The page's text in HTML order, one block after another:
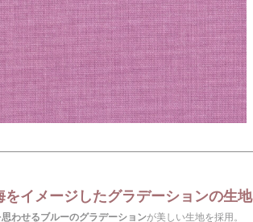
をイメージしたグラデーションの生地
わせるブルーのグラデーションが美しい生地を採用。